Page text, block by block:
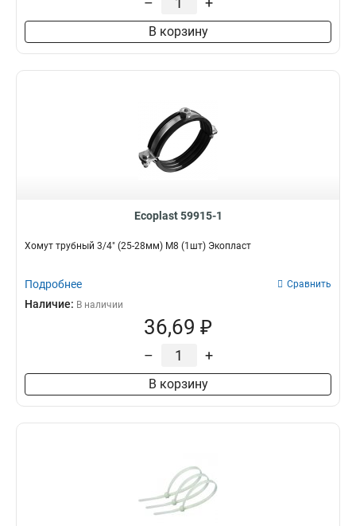
В корзину
Ecoplast 59915-1
Хомут трубный 3/4" (25-28мм) М8 (1шт) Экопласт
Подробнее Сравнить
Наличие: В наличии
36,69 ₽
– +
В корзину